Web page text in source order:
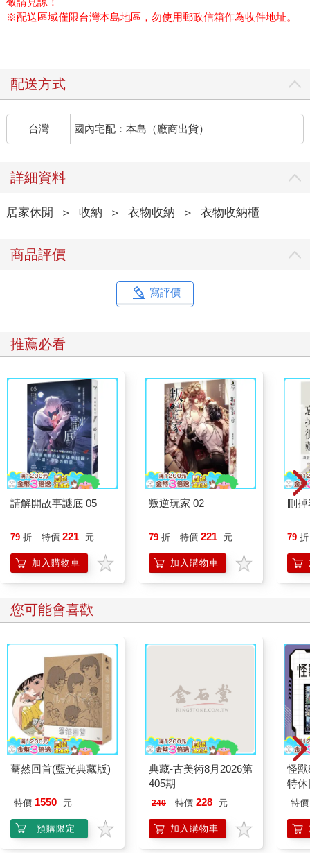
※配送區域僅限台灣本島地區，勿使用郵政信箱作為收件地址。
配送方式
台灣 國內宅配：本島（廠商出貨）
詳細資料
居家休閒 ＞ 收納 ＞ 衣物收納 ＞ 衣物收納櫃
商品評價
寫評價
推薦必看
請解開故事謎底 05
79 折 特價 221 元
加入購物車
叛逆玩家 02
79 折 特價 221 元
加入購物車
刪
79 折
您可能會喜歡
驀然回首(藍光典藏版)
特價 1550 元
預購限定
典藏-古美術8月2026第
405期
240 特價 228 元
加入購物車
怪獸
特
加購]
特價